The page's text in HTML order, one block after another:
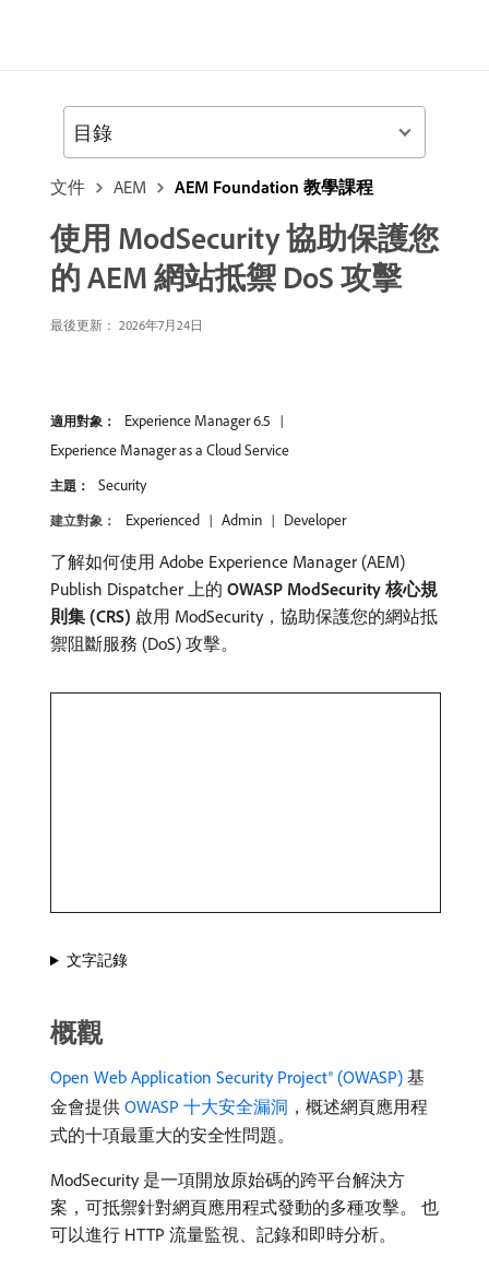
文件 AEM AEM Foundation 教學課程
使用 ModSecurity 協助保護您
的 AEM 網站抵禦 DoS 攻擊
最後更新： 2026年7月24日
適用對象：
Experience Manager 6.5
Experience Manager as a Cloud Service
主題： Security
建立對象： Experienced Admin Developer
了解如何使用 Adobe Experience Manager (AEM)
Publish Dispatcher 上的 OWASP ModSecurity 核心規
則集 (CRS) 啟用 ModSecurity，協助保護您的網站抵
禦阻斷服務 (DoS) 攻擊。
文字記錄
概觀
Open Web Application Security Project® (OWASP) 基
金會提供 OWASP 十大安全漏洞 ，概述網頁應用程
式的十項最重大的安全性問題。
ModSecurity 是一項開放原始碼的跨平台解決方
案，可抵禦針對網頁應用程式發動的多種攻擊。 也
可以進行 HTTP 流量監視、記錄和即時分析。
目錄